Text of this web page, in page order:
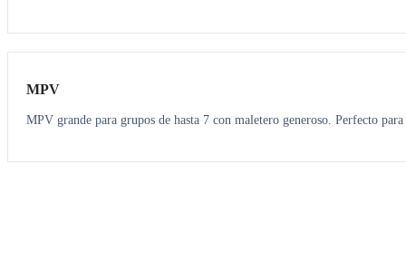
7 7
MPV
MPV grande para grupos de hasta 7 con maletero generoso. Perfecto para